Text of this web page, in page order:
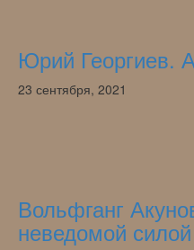
Юрий Георгиев.
23 сентября, 2021
Вольфганг
неведомой силой